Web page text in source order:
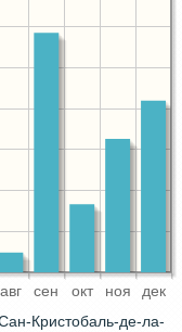
авг сен окт ноя дек
Кристобаль-де-ла-